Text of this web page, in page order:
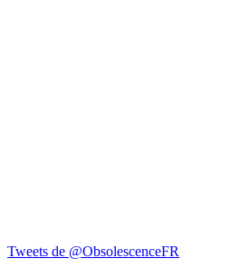
Tweets de @ObsolescenceFR